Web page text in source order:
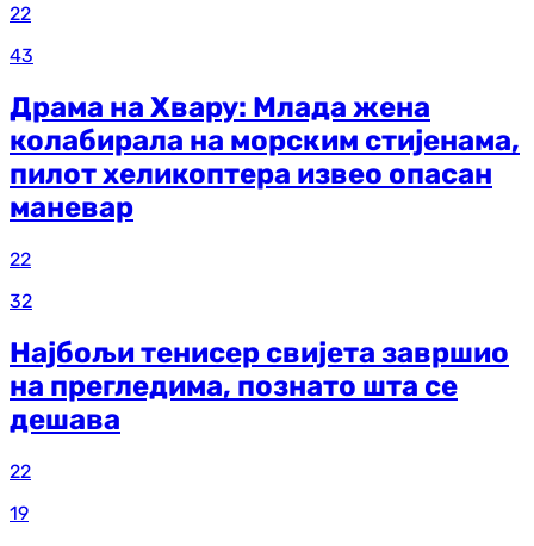
22
43
Драма на Хвару: Млада жена
колабирала на морским стијенама,
пилот хеликоптера извео опасан
маневар
22
32
Најбољи тенисер свијета завршио
на прегледима, познато шта се
дешава
22
19